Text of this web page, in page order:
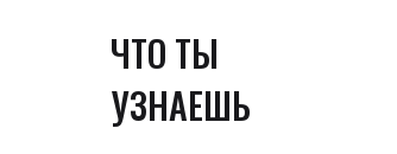
ЧТО ТЫ
УЗНАЕШЬ